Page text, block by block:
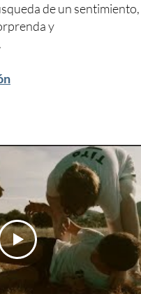
de un
que sorprenda